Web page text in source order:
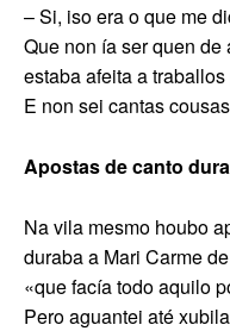
– Si, iso era o que me
Que non ía ser quen de
estaba afeita a
E non sei cantas
Apostas de canto
Na vila mesmo houbo
duraba a Mari Carme
«que facía todo aquilo
Pero aguantei até